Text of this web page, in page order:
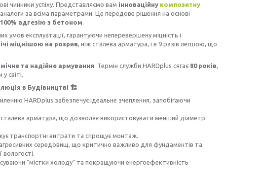
чинники успіху. Представляємо вам інноваційну композитну
аналоги за всіма параметрами. Це передове рішення на основі
100% адгезію з бетоном
умов експлуатації, гарантуючи неперевершену міцність і
міцнішою на розрив , ніж сталева арматура, і в 9 разів легшою, що
та надійне армування . Термін служби HARDplus сягає 80 років
світі.
в Будівництві 🏗️
HARDplus забезпечує ідеальне зчеплення, запобігаючи
сталева арматура, що дозволяє використовувати менший діаметр
транспортні витрати та спрощує монтаж.
агресивних середовищ, що критично важливо для фундаментів та
"містки холоду" та покращуючи енергоефективність